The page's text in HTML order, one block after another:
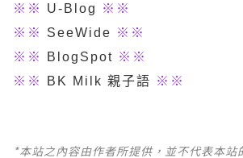
※※
U-Blog
※※
※※ SeeWide ※※
※※
BlogSpot ※※
※※
BK Milk 親子語 ※※
*本站之內容由作者所提供，並不代表本站